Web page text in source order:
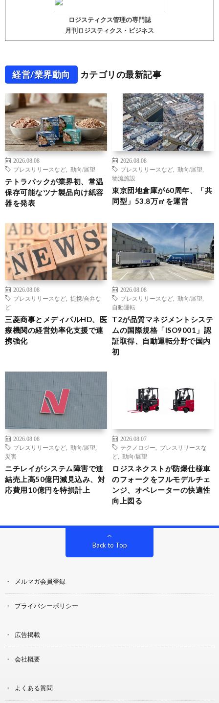
ロジスティクス管理の専門誌
月刊ロジスティクス・ビジネス
経営/業界動向 カテゴリの最新記事
2026.08.08
プレスリリースなど
動向/展望
テトラパックが業界初、常温
保存可能なツナ製品向け紙容
器を発表
2026.08.08
プレスリリースなど
動向/展望
物流施設
東京団地倉庫が60周年、「共
同型」53.8万㎡を運営
2026.08.08
プレスリリースなど
提携/合弁な
ど
三菱商事とメディパルHD、医
療機関の経営効率化支援で連
携強化
2026.08.08
プレスリリースなど
動向/展望
自動運転
T2が品質マネジメントシステ
ムの国際規格「ISO9001」認
証取得、自動運転分野で国内
初
2026.08.08
プレスリリースなど
動向/展望
災害
ニチレイがシステム障害で連
結売上高50億円減見込み、対
応費用10億円を特損計上
2026.08.07
テクノロジー
プレスリリースな
ど
動向/展望
ロジスネクストが防爆仕様車
のフォークをフルモデルチェ
ンジ、オペレーターの快適性
向上図る
Back to Top
メルマガ会員登録
プライバシーポリシー
広告掲載
会社概要
よくある質問